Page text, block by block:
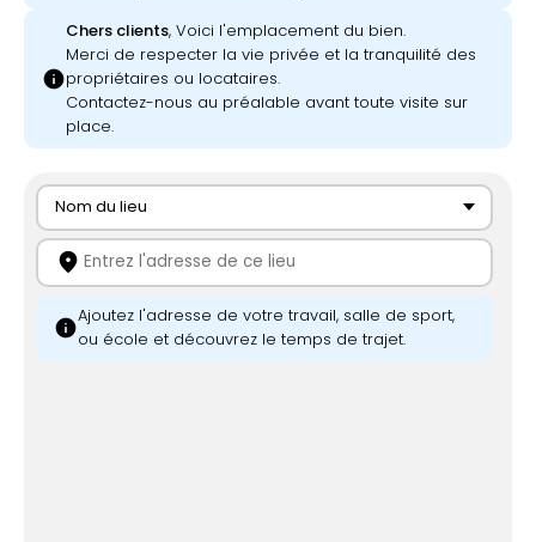
info
Chers clients, Voici l'emplacement du bien.
Merci de respecter la vie privée et la tranquilité des
propriétaires ou locataires.
Contactez-nous au préalable avant toute visite sur
place.
Nom du lieu
location_on
infoAjoutez l'adresse de votre travail, salle de sport,
ou école et découvrez le temps de trajet.